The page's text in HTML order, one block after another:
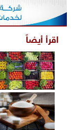
اقرأ أيضاً